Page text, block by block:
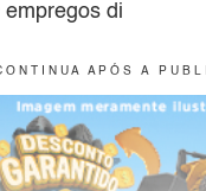
di
O N T I N U A A P Ó S A P U B L I